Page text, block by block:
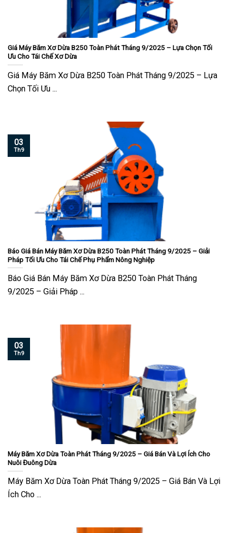
Giá Máy Băm Xơ Dừa B250 Toàn Phát Tháng 9/2025 – Lựa Chọn Tối
Ưu Cho Tái Chế Xơ Dừa
Giá Máy Băm Xơ Dừa B250 Toàn Phát Tháng 9/2025 – Lựa
Chọn Tối Ưu ...
Báo Giá Bán Máy Băm Xơ Dừa B250 Toàn Phát Tháng 9/2025 – Giải
Pháp Tối Ưu Cho Tái Chế Phụ Phẩm Nông Nghiệp
Báo Giá Bán Máy Băm Xơ Dừa B250 Toàn Phát Tháng
9/2025 – Giải Pháp ...
03
Th9
Máy Băm Xơ Dừa Toàn Phát Tháng 9/2025 – Giá Bán Và Lợi Ích Cho
Nuôi Đuông Dừa
Máy Băm Xơ Dừa Toàn Phát Tháng 9/2025 – Giá Bán Và Lợi
Ích Cho ...
03
Th9